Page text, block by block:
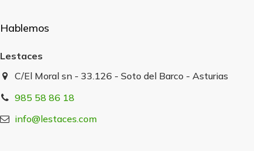
Hablemos
Lestaces
C/El Moral sn - 33.126 - Soto del Barco - Asturias
985 58 86 18
info@lestaces.com